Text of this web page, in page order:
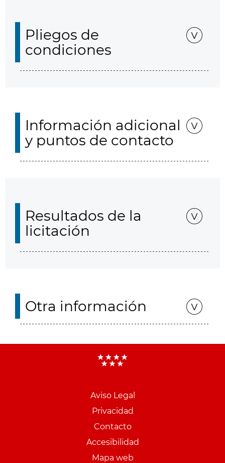
Pliegos de
condiciones
Información adicional
y puntos de contacto
Resultados de la
licitación
Otra información
Aviso Legal
Privacidad
Contacto
Accesibilidad
Mapa web